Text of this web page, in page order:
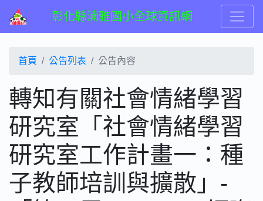
彰化縣湳雅國小全球資訊網
首頁 公告列表 公告內容
轉知有關社會情緒學習
研究室「社會情緒學習
研究室工作計畫一：種
子教師培訓與擴散」-